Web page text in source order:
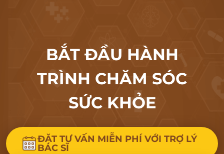
BẮT ĐẦU HÀNH
TRÌNH CHĂM SÓC
SỨC KHỎE
ĐẶT TƯ VẤN MIỄN PHÍ VỚI TRỢ LÝ
BÁC SĨ